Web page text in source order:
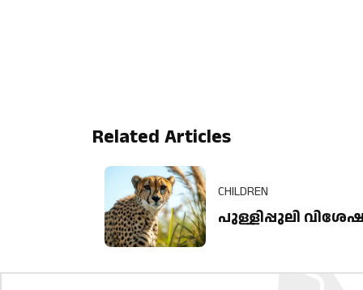
Related Articles
CHILDREN
പുള്ളിപ്പുലി